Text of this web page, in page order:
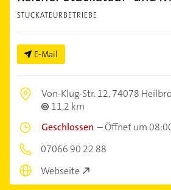
STUCKATEURBETRIEBE
E-Mail
Von-Klug-Str. 12,74078
11,2 km
Geschlossen –Öffnet um
07066 90 22 88
Webseite